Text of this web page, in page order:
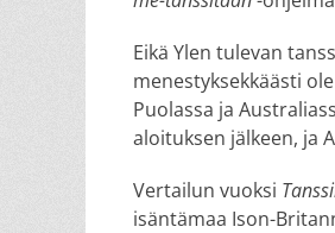
Eikä Ylen tulevan
menestyksekkäästi
Puolassa ja
aloituksen jälkeen, ja
Vertailun vuoksi
isäntämaa Ison-